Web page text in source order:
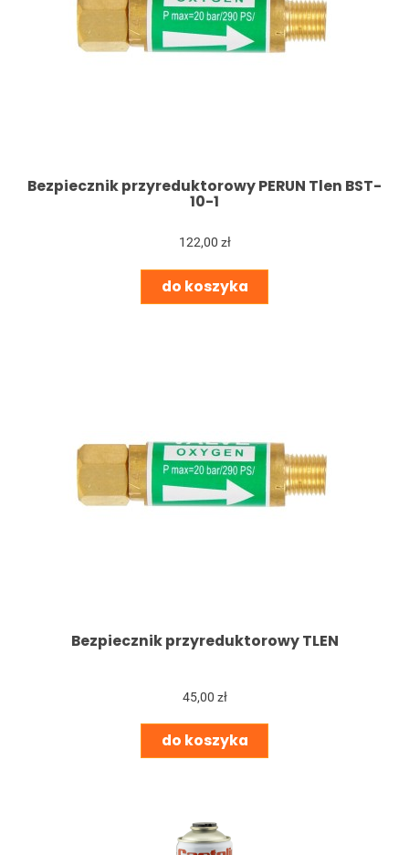
Bezpiecznik przyreduktorowy PERUN Tlen BST-
10-1
122,00 zł
do koszyka
Bezpiecznik przyreduktorowy TLEN
45,00 zł
do koszyka